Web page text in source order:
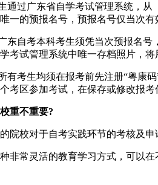
过广东省自学考试管理系统，从
一的预报名号，预报名号仅当次
自考本科考生须凭当次预报名号
考试管理系统中唯一存档照片，
考生均须在报考前先注册“粤康码
考区参加考试，在保存或修改报
重不重要?
校对于自考实践环节的考核及申
常灵活的教育学习方式，可以在